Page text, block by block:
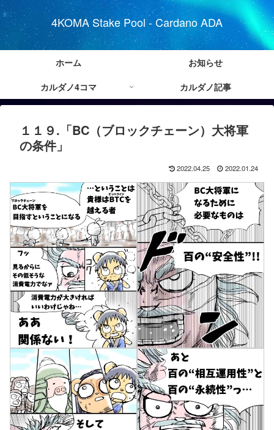
4KOMA Stake Pool - Cardano ADA
ホーム
お知らせ
カルダノ4コマ
カルダノ記事
１１９.「BC（ブロックチェーン）大将軍
の条件」
2022.04.25 2022.01.24